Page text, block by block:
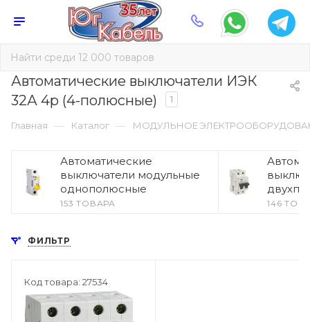
Автоматические выключатели ИЭК
32А 4p (4-полюсные)
1
Главная — Каталог — МОДУЛЬНОЕ
Автоматические
выключатели модульные
однополюсные
153 ТОВАРА 146
ФИЛЬТР
Код товара: 27534